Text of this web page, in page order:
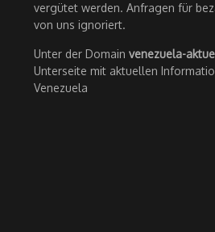
vergütet werden. Anfragen für
von uns ignoriert.
Unter der Domain venezuela-
Unterseite mit aktuellen
Venezuela